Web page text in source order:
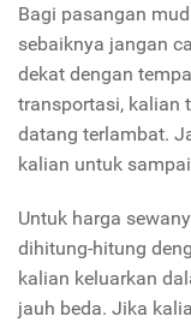
Bagi pasangan
sebaiknya jangan
dekat dengan
transportasi, kalian
datang terlambat.
kalian untuk
Untuk harga
dihitung-hitung
kalian keluarkan
jauh beda. Jika